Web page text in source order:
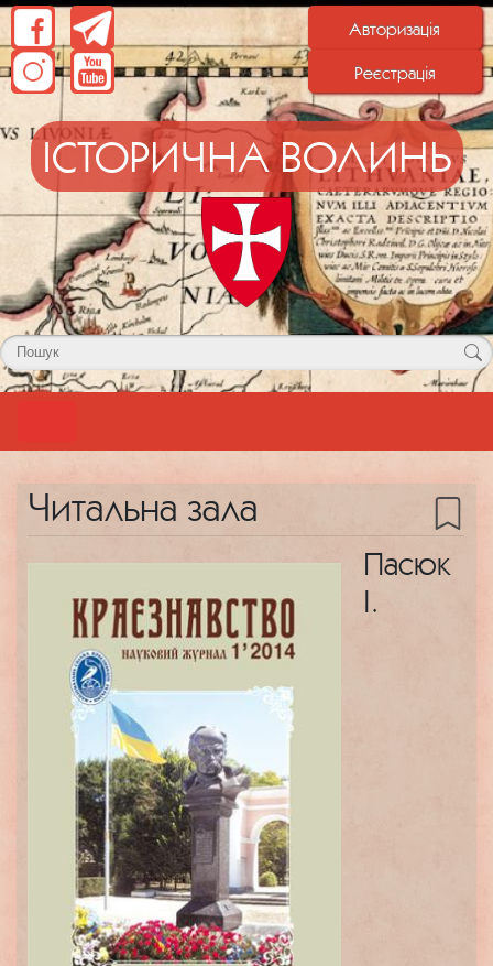
Авторизація
Реєстрація
ІСТОРИЧНА ВОЛИНЬ
Читальна зала
Пасюк
І.